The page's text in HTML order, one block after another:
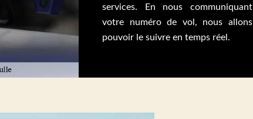
services. En nous communiquant
votre numéro de vol, nous allons
pouvoir le suivre en temps réel.